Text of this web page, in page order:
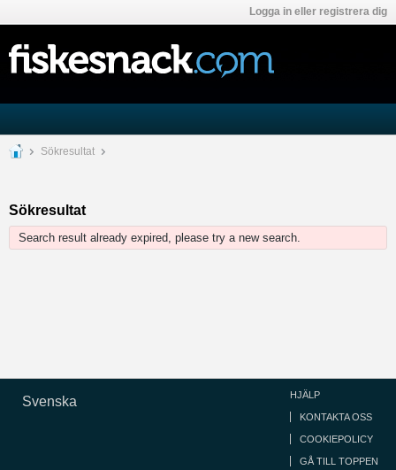
Logga in eller registrera dig
Sökresultat
Sökresultat
Search result already expired, please try a new search.
Svenska HJÄLP
KONTAKTA OSS
COOKIEPOLICY
GÅ TILL TOPPEN